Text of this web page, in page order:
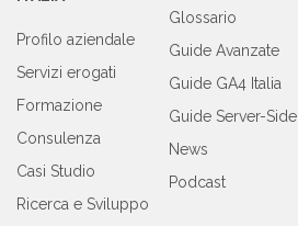
Profilo aziendale
Servizi erogati
Formazione
Consulenza
Casi Studio
Ricerca e Sviluppo
Glossario
Guide Avanzate
Guide GA4 Italia
Guide Server-Side
News
Podcast